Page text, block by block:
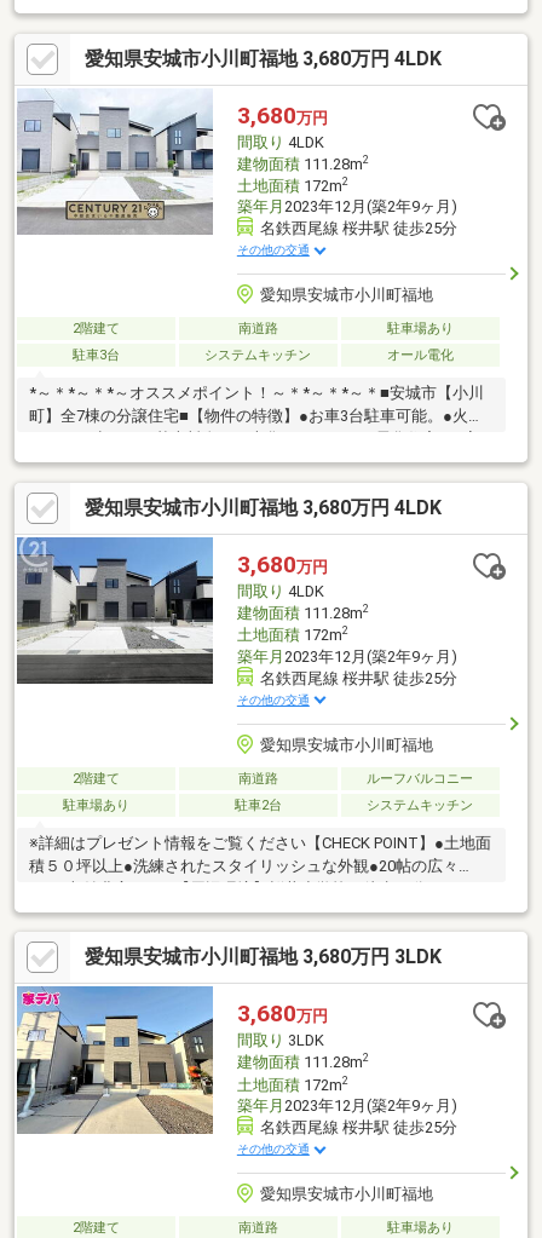
に安心して頂くためのお約束】〇お取引の流れを、事前に明確に
お伝えします。〇お取引に伴う費用を、事前に明確にお伝えしま
す。〇お取引物件の、メリット・デメリットを正確にお伝えしま
す。〇最大の安心感をご提供する為に、物件、サービス、企業の
透明性を追求いたします。◇住宅ローン相談会随時実施◇当店の
「住宅ローンアドバイザー」に勤続年数が短い方、頭金、その他
のご相談などお気軽にお申し付け下さい。
愛知県安城市小川町福地 3,680万円 4LDK
3,680万円
間取り 4LDK
建物面積111.28m2
土地面積172m2
築年月 2023年12月(築2年9ヶ月)
名鉄西尾線 桜井駅 徒歩25分
その他の交通
愛知県安城市小川町福地
2階建て 南道路
駐車場あり
駐車3台
システムキッチン オール電化
*～＊*～＊*～オススメポイント！～＊*～＊*～＊■安城市【小川
町】全7棟の分譲住宅■【物件の特徴】●お車3台駐車可能。●火災
族がゆったり過ごせる20帖の広々LDK。●1階小上がりの和室は、
お子様の遊び場や家事等に使えて便利です。【周辺環境】■国道
23号線へのアクセスが良くお車での移動が大変便利です。■西尾
市・岡崎市への移動も便利な立地です。お気軽にお問合せ下さ
い！
愛知県安城市小川町福地 3,680万円 4LDK
3,680万円
間取り 4LDK
建物面積111.28m2
土地面積172m2
築年月 2023年12月(築2年9ヶ月)
名鉄西尾線 桜井駅 徒歩25分
その他の交通
愛知県安城市小川町福地
2階建て 南道路
ルーフバルコニー
駐車場あり
駐車2台 システムキッチン
※詳細はプレゼント情報をご覧ください【CHECK POINT】●土地面
積５０坪以上●洗練されたスタイリッシュな外観●20帖の広々
LDK●収納豊富なWIC【周辺環境】桜井小学校：徒歩24分（1893
ｍ） 桜井中学校：徒歩19分（1462ｍ） ●お客様とのお約束・物件
を購入するにあたり、購入の流れを事前に明確にお伝えします・
物件を購入するにあたり、物件購入に伴う費用を事前に明確にお
伝えします・物件のメリット・デメリットを正確にお伝えしま
す・私共に相談して良かったと思って頂けます様お客様の人生で
一番大きな買い物をスタッフ全員でサポートします
愛知県安城市小川町福地 3,680万円 3LDK
3,680万円
間取り 3LDK
建物面積111.28m2
土地面積172m2
築年月 2023年12月(築2年9ヶ月)
名鉄西尾線 桜井駅 徒歩25分
その他の交通
愛知県安城市小川町福地
2階建て 南道路
駐車場あり